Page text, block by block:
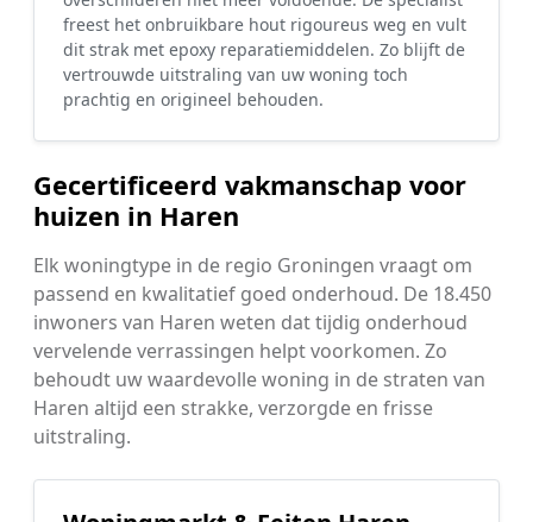
freest het onbruikbare hout rigoureus weg en vult
dit strak met epoxy reparatiemiddelen. Zo blijft de
vertrouwde uitstraling van uw woning toch
prachtig en origineel behouden.
Gecertificeerd vakmanschap voor
huizen in Haren
Elk woningtype in de regio Groningen vraagt om
passend en kwalitatief goed onderhoud. De 18.450
inwoners van Haren weten dat tijdig onderhoud
vervelende verrassingen helpt voorkomen. Zo
behoudt uw waardevolle woning in de straten van
Haren altijd een strakke, verzorgde en frisse
uitstraling.